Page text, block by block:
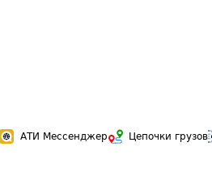
АТИ Мессенджер Цепочки грузов